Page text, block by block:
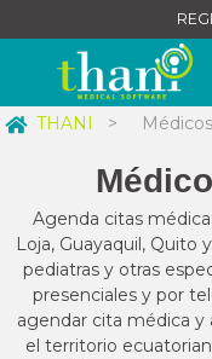
THANI >
Agenda citas
Loja, Guayaquil, Quito
pediatras y otras
presenciales y por
agendar cita médica
el territorio